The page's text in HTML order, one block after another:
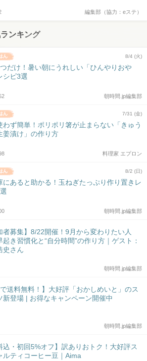
編集部（協力：eステ）
ンキング
8/4 (火)
だけ！暑い朝にうれしい「ひんやりおや
シピ3選
朝時間.jp編集部
7/31 (金)
わず簡単！ポリポリ箸が止まらない「きゅう
姜漬け」の作り方
料理家 エプロン
8/2 (日)
にあると助かる！玉ねぎたっぷり作り置きレ
朝時間.jp編集部
者募集】8/22開催！9月から変わりたい人
起き習慣化と“自分時間”の作り方｜ゲスト：
史さん
朝時間.jp編集部
で送料無料！】大好評「おかしめいと」のス
新登場 | お得なキャンペーン開催中
朝時間.jp編集部
込・初回5%オフ】訳ありおトク！大好評ス
ルティコーヒー豆｜Aima